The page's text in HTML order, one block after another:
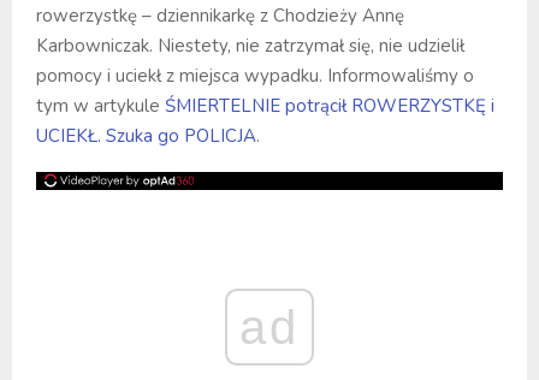
rowerzystkę – dziennikarkę z Chodzieży Annę
Karbowniczak. Niestety, nie zatrzymał się, nie udzielił
pomocy i uciekł z miejsca wypadku. Informowaliśmy o
tym w artykule ŚMIERTELNIE potrącił ROWERZYSTKĘ i
UCIEKŁ. Szuka go POLICJA.
ad